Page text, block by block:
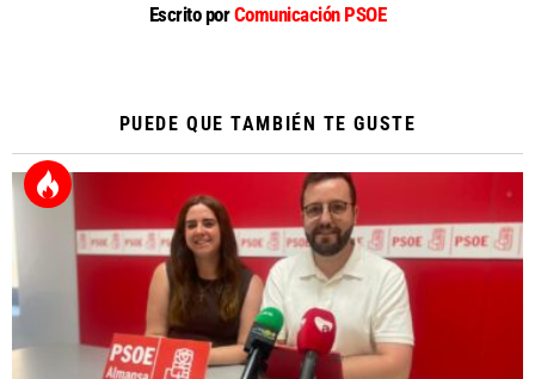
Escrito porComunicación PSOE
PUEDE QUE TAMBIÉN TE GUSTE